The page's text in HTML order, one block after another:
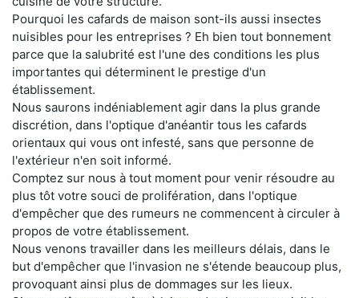
Pourquoi les cafards de maison sont-ils aussi insectes
nuisibles pour les entreprises ? Eh bien tout bonnement
parce que la salubrité est l'une des conditions les plus
importantes qui déterminent le prestige d'un
établissement.
Nous saurons indéniablement agir dans la plus grande
discrétion, dans l'optique d'anéantir tous les cafards
orientaux qui vous ont infesté, sans que personne de
l'extérieur n'en soit informé.
Comptez sur nous à tout moment pour venir résoudre au
plus tôt votre souci de prolifération, dans l'optique
d'empêcher que des rumeurs ne commencent à circuler à
propos de votre établissement.
Nous venons travailler dans les meilleurs délais, dans le
but d'empêcher que l'invasion ne s'étende beaucoup plus,
provoquant ainsi plus de dommages sur les lieux.